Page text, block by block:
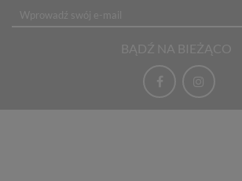
BĄDŹ NA BIEŻĄCO